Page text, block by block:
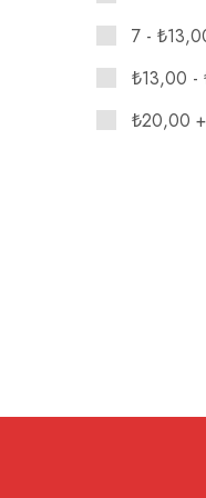
7 - ₺
₺13,00 -
₺20,00 +